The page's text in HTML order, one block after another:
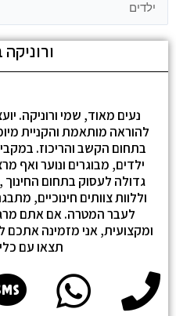
נעים מאוד, שמי ורוניקה.
להוראה מותאמת והקניית
בתחום הקשב והריכוז.
ילדים, מבוגרים ונוער ואף
גדולה לעסוק בתחום
וללוות צוותים חינוכיים,
לעבר המטרה. אם אתם
ומקצועית, אני מזמינה
תצאו עם